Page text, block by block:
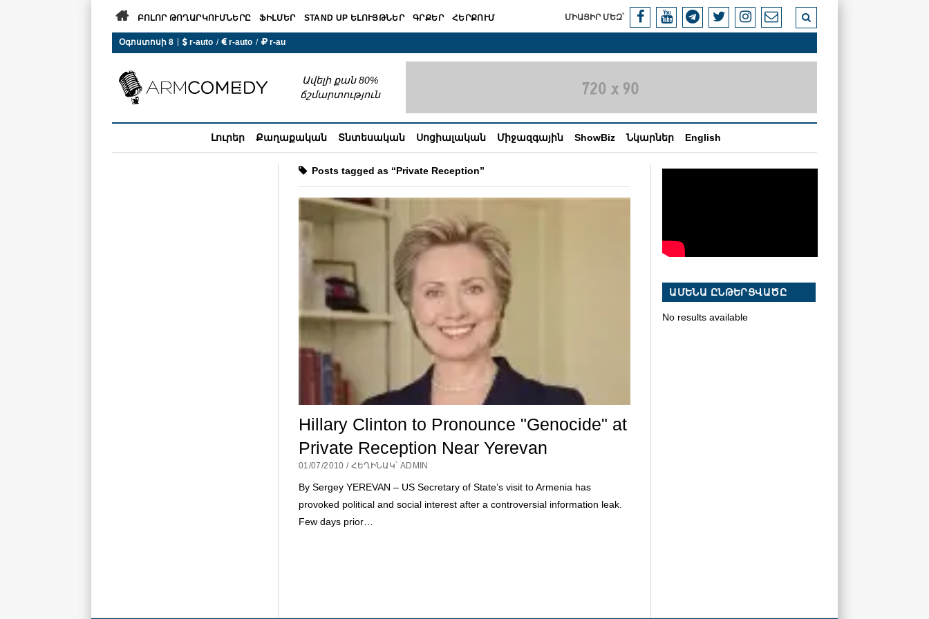
 ԲՈԼՈՐ ԹՈՂԱՐԿՈՒՄՆԵՐԸ ՖԻԼՄԵՐ STAND UP ԵԼՈՒՅԹՆԵՐ ԳՐՔԵՐ ՀԵՐՔՈՒՄ ՄԻԱՑԻՐ ՄԵԶ՝
Օգոստոսի 8 |  r-auto /  r-auto /  r-au
Ավելի քան 80%
ճշմարտություն
Լուրեր Քաղաքական Տնտեսական Սոցիալական Միջազգային ShowBiz Նկարներ English
Posts tagged as “Private Reception”
Hillary Clinton to Pronounce "Genocide" at
Private Reception Near Yerevan
01/07/2010 / ՀԵՂԻՆԱԿ՝ ADMIN
By Sergey YEREVAN – US Secretary of State’s visit to Armenia has
provoked political and social interest after a controversial information leak.
Few days prior…
ԱՄԵՆԱ ԸՆԹԵՐՑՎԱԾԸ
No results available